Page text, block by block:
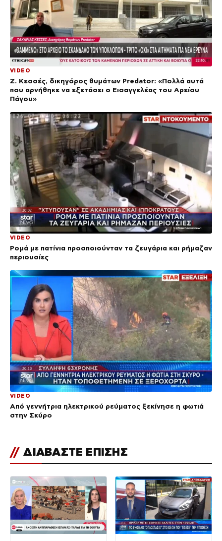
VIDEO
Ζ. Κεσσές, δικηγόρος θυμάτων Predator: «Πολλά αυτά
που αρνήθηκε να εξετάσει ο Εισαγγελέας του Αρείου
Πάγου»
VIDEO
Ρομά με πατίνια προσποιούνταν τα ζευγάρια και ρήμαζαν
περιουσίες
VIDEO
Από γεννήτρια ηλεκτρικού ρεύματος ξεκίνησε η φωτιά
στην Σκύρο
// ΔΙΑΒΑΣΤΕ ΕΠΙΣΗΣ